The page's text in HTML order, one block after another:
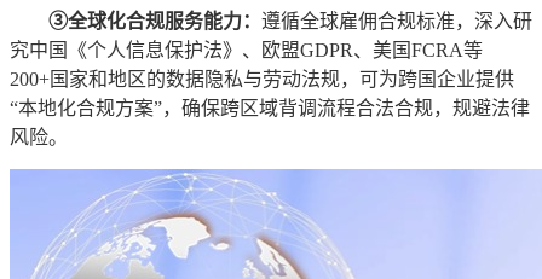
③全球化合规服务能力： 遵循全球雇佣合规标准，深入研
究中国《个人信息保护法》、欧盟GDPR、美国FCRA等
200+国家和地区的数据隐私与劳动法规，可为跨国企业提供
“本地化合规方案”，确保跨区域背调流程合法合规，规避法律
风险。